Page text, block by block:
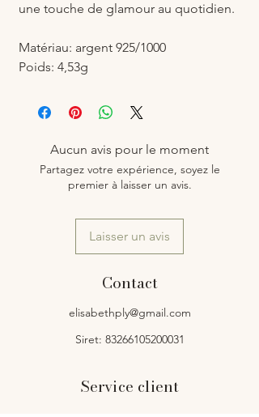
une touche de glamour au quotidien.
Matériau: argent 925/1000
Poids: 4,53g
Aucun avis pour le moment
Partagez votre expérience, soyez le
premier à laisser un avis.
Laisser un avis
Contact
elisabethply@gmail.com
Siret: 83266105200031
Service client